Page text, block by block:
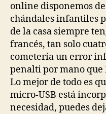
online disponemos
chándales infantiles
de la casa siempre
francés, tan solo
cometería un error
penalti por mano
Lo mejor de todo es
micro-USB está
necesidad, puedes